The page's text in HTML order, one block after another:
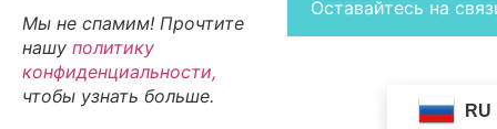
Мы не спамим! Прочтите
нашу политику
конфиденциальности,
чтобы узнать больше.
RU